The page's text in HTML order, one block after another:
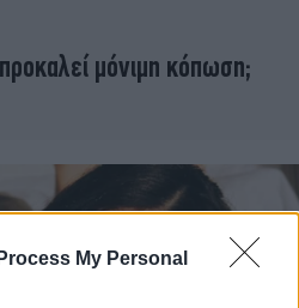
My Personal
μόνιμη κόπωση;